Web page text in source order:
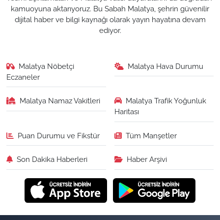
kamuoyuna aktarıyoruz. Bu Sabah Malatya, şehrin güvenilir
dijital haber ve bilgi kaynağı olarak yayın hayatına devam
ediyor.
Malatya Nöbetçi
Eczaneler
Malatya Hava Durumu
Malatya Namaz Vakitleri
Malatya Trafik Yoğunluk
Haritası
Puan Durumu ve Fikstür Tüm Manşetler
Son Dakika Haberleri Haber Arşivi